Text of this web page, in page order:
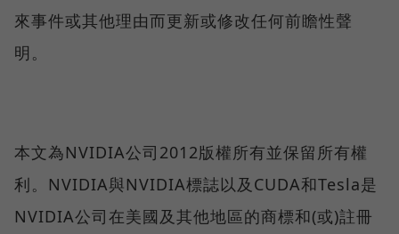
來事件或其他理由而更新或修改任何前瞻性聲
明。
本文為NVIDIA公司2012版權所有並保留所有權
利。NVIDIA與NVIDIA標誌以及CUDA和Tesla是
NVIDIA公司在美國及其他地區的商標和(或)註冊